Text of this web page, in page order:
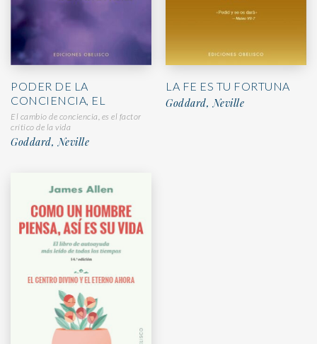
PODER DE LA
CONCIENCIA, EL
El cambio de conciencia, es el factor
crítico de la vida
Goddard, Neville
LA FE ES TU FORTUNA
Goddard, Neville